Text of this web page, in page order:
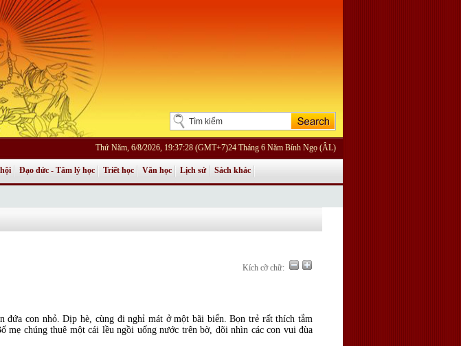
Thứ Năm, 6/8/2026, 19:37:28 (GMT+7)24 Tháng 6 Năm Bính Ngọ (ÂL)
Đạo đức - Tâm lý học Triết học Văn học Lịch sử Sách khác
Kích cỡ chữ:
con nhỏ. Dịp hè, cùng đi nghỉ mát ở một bãi biển. Bọn trẻ rất thích tắm
mẹ chúng thuê một cái lều ngồi uống nước trên bờ, dõi nhìn các con vui đùa